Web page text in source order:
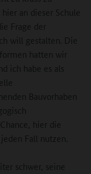
an dieser Schule
Frage der
will gestalten. Die
hatten wir
ich habe es als
Bauvorhaben
hier die
Fall nutzen.
schwer, seine